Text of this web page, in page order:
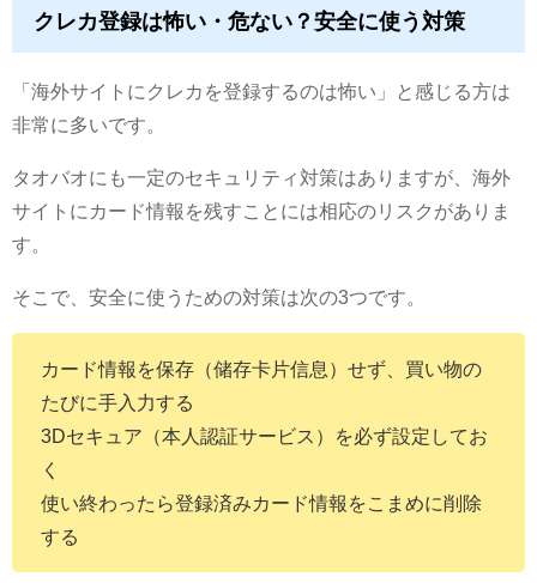
クレカ登録は怖い・危ない？安全に使う対策
「海外サイトにクレカを登録するのは怖い」と感じる方は
非常に多いです。
タオバオにも一定のセキュリティ対策はありますが、海外
サイトにカード情報を残すことには相応のリスクがありま
す。
そこで、安全に使うための対策は次の3つです。
カード情報を保存（储存卡片信息）せず、買い物の
たびに手入力する
3Dセキュア（本人認証サービス）を必ず設定してお
く
使い終わったら登録済みカード情報をこまめに削除
する